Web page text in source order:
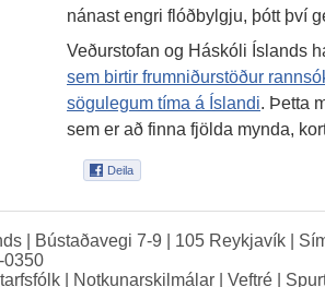
nánast engri flóðbylgju, þótt því
Veðurstofan og Háskóli Íslands
sem birtir frumniðurstöður
sögulegum tíma á Íslandi. Þetta
sem er að finna fjölda mynda,
| Bústaðavegi 7-9 | 105 Reykjavík |
0350
Notkunarskilmálar Veftré